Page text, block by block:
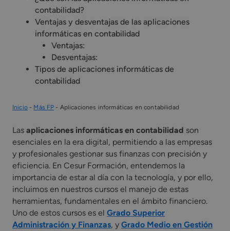
contabilidad?
Ventajas y desventajas de las aplicaciones
informáticas en contabilidad
Ventajas:
Desventajas:
Tipos de aplicaciones informáticas de
contabilidad
Inicio- Más FP - Aplicaciones informáticas en contabilidad
Las aplicaciones informáticas en contabilidad son
esenciales en la era digital, permitiendo a las empresas
y profesionales gestionar sus finanzas con precisión y
eficiencia. En Cesur Formación, entendemos la
importancia de estar al día con la tecnología, y por ello,
incluimos en nuestros cursos el manejo de estas
herramientas, fundamentales en el ámbito financiero.
Uno de estos cursos es el Grado Superior
Administración y Finanzas, y Grado Medio en Gestión